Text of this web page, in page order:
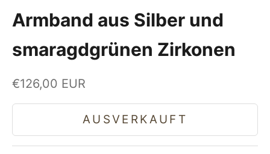
Armband aus Silber und
smaragdgrünen Zirkonen
Angebot
€126,00 EUR
AUSVERKAUFT